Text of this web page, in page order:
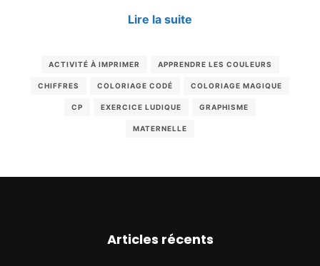
Lire la suite
ACTIVITÉ À IMPRIMER APPRENDRE LES COULEURS
CHIFFRES COLORIAGE CODÉ COLORIAGE MAGIQUE
CP EXERCICE LUDIQUE GRAPHISME
MATERNELLE
Articles récents